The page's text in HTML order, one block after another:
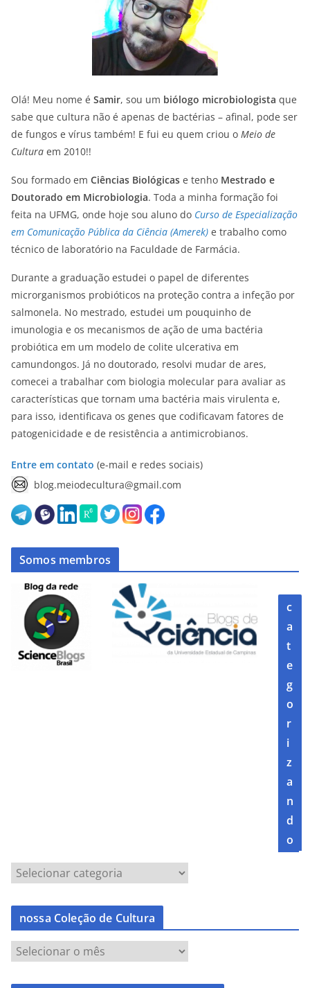
Olá! Meu nome é Samir, sou um biólogo microbiologista que
sabe que cultura não é apenas de bactérias – afinal, pode ser
de fungos e vírus também! E fui eu quem criou o Meio de
Cultura em 2010!!
Sou formado em Ciências Biológicas e tenho Mestrado e
Doutorado em Microbiologia. Toda a minha formação foi
feita na UFMG, onde hoje sou aluno do Curso de Especialização
em Comunicação Pública da Ciência (Amerek) e trabalho como
técnico de laboratório na Faculdade de Farmácia.
Durante a graduação estudei o papel de diferentes
microrganismos probióticos na proteção contra a infeção por
salmonela. No mestrado, estudei um pouquinho de
imunologia e os mecanismos de ação de uma bactéria
probiótica em um modelo de colite ulcerativa em
camundongos. Já no doutorado, resolvi mudar de ares,
comecei a trabalhar com biologia molecular para avaliar as
características que tornam uma bactéria mais virulenta e,
para isso, identificava os genes que codificavam fatores de
patogenicidade e de resistência a antimicrobianos.
Entre em contato (e-mail e redes sociais)
blog.meiodecultura@gmail.com
Somos membros
c
a
t
e
g
o
r
i
z
a
n
d
o
nossa Coleção de Cultura